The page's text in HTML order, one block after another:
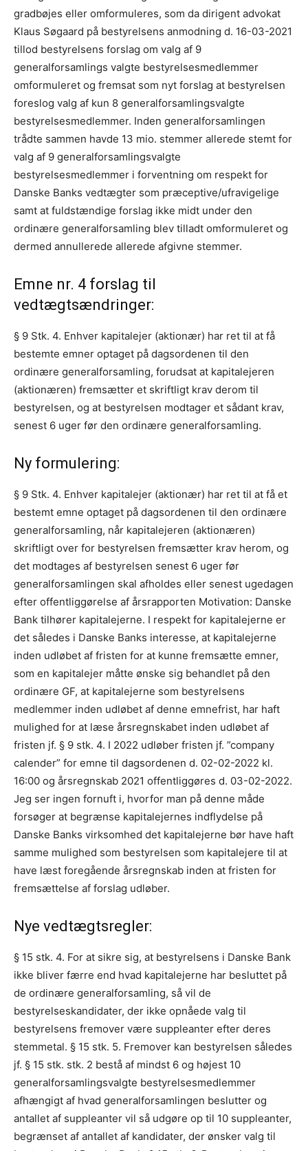
gradbøjes eller omformuleres, som da dirigent advokat
Klaus Søgaard på bestyrelsens anmodning d. 16-03-2021
tillod bestyrelsens forslag om valg af 9
generalforsamlings valgte bestyrelsesmedlemmer
omformuleret og fremsat som nyt forslag at bestyrelsen
foreslog valg af kun 8 generalforsamlingsvalgte
bestyrelsesmedlemmer. Inden generalforsamlingen
trådte sammen havde 13 mio. stemmer allerede stemt for
valg af 9 generalforsamlingsvalgte
bestyrelsesmedlemmer i forventning om respekt for
Danske Banks vedtægter som præceptive/ufravigelige
samt at fuldstændige forslag ikke midt under den
ordinære generalforsamling blev tilladt omformuleret og
dermed annullerede allerede afgivne stemmer.
Emne nr. 4 forslag til
vedtægtsændringer:
§ 9 Stk. 4. Enhver kapitalejer (aktionær) har ret til at få
bestemte emner optaget på dagsordenen til den
ordinære generalforsamling, forudsat at kapitalejeren
(aktionæren) fremsætter et skriftligt krav derom til
bestyrelsen, og at bestyrelsen modtager et sådant krav,
senest 6 uger før den ordinære generalforsamling.
Ny formulering:
§ 9 Stk. 4. Enhver kapitalejer (aktionær) har ret til at få et
bestemt emne optaget på dagsordenen til den ordinære
generalforsamling, når kapitalejeren (aktionæren)
skriftligt over for bestyrelsen fremsætter krav herom, og
det modtages af bestyrelsen senest 6 uger før
generalforsamlingen skal afholdes eller senest ugedagen
efter offentliggørelse af årsrapporten Motivation: Danske
Bank tilhører kapitalejerne. I respekt for kapitalejerne er
det således i Danske Banks interesse, at kapitalejerne
inden udløbet af fristen for at kunne fremsætte emner,
som en kapitalejer måtte ønske sig behandlet på den
ordinære GF, at kapitalejerne som bestyrelsens
medlemmer inden udløbet af denne emnefrist, har haft
mulighed for at læse årsregnskabet inden udløbet af
fristen jf. § 9 stk. 4. I 2022 udløber fristen jf. ”company
calender” for emne til dagsordenen d. 02-02-2022 kl.
16:00 og årsregnskab 2021 offentliggøres d. 03-02-2022.
Jeg ser ingen fornuft i, hvorfor man på denne måde
forsøger at begrænse kapitalejernes indflydelse på
Danske Banks virksomhed det kapitalejerne bør have haft
samme mulighed som bestyrelsen som kapitalejere til at
have læst foregående årsregnskab inden at fristen for
fremsættelse af forslag udløber.
Nye vedtægtsregler:
§ 15 stk. 4. For at sikre sig, at bestyrelsens i Danske Bank
ikke bliver færre end hvad kapitalejerne har besluttet på
de ordinære generalforsamling, så vil de
bestyrelseskandidater, der ikke opnåede valg til
bestyrelsens fremover være suppleanter efter deres
stemmetal. § 15 stk. 5. Fremover kan bestyrelsen således
jf. § 15 stk. stk. 2 bestå af mindst 6 og højest 10
generalforsamlingsvalgte bestyrelsesmedlemmer
afhængigt af hvad generalforsamlingen beslutter og
antallet af suppleanter vil så udgøre op til 10 suppleanter,
begrænset af antallet af kandidater, der ønsker valg til